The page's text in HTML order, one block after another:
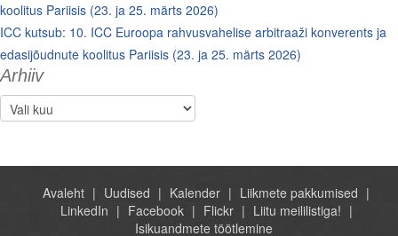
koolitus Pariisis (23. ja 25. märts 2026)
ICC kutsub: 10. ICC Euroopa rahvusvahelise arbitraaži konverents ja
edasijõudnute koolitus Pariisis (23. ja 25. märts 2026)
Arhiiv
Arhiiv
Avaleht Uudised Kalender
Liikmete pakkumised
LinkedIn
Facebook Flickr
Liitu meililistiga!
Isikuandmete töötlemine